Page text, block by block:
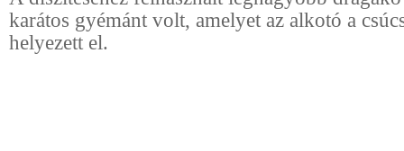
karátos gyémánt volt, amelyet az alkotó a
helyezett el.